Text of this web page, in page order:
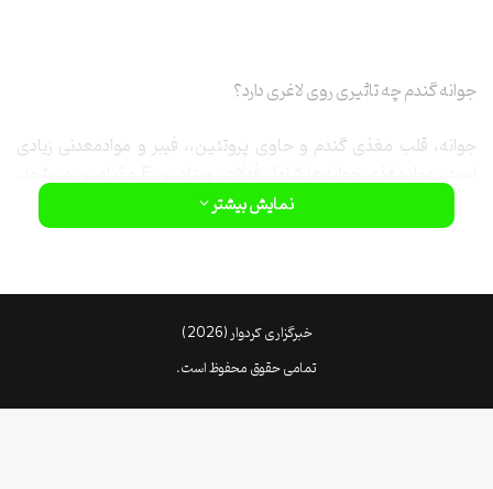
جوانه گندم چه تاثیری روی لاغری دارد؟
جوانه، قلب مغذی گندم و حاوی پروتئین،، فیبر و موادمعدنی زیادی
است. موادمغذی جوانه‌ها شامل فولات، ویتامین E و تیامین می‌شود.
معمولا پیشنهاد می‌شود اگر می‌خواهید طعمی فوق‌العاده و آجیلی
ملایمی به غذایتان بیفزایید، جوانه خام یا برشته را به اسموتی‌ها،
2 گرم فیبر غذایی
نمایش بیشتر
خبرگزاری کردوار (2026)
تمامی حقوق محفوظ است.